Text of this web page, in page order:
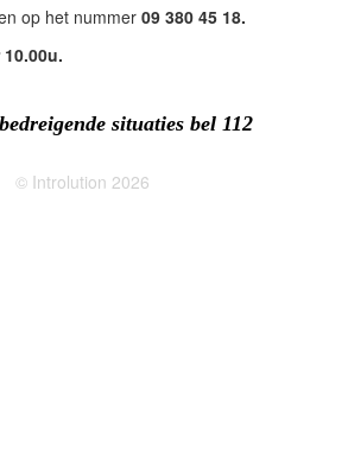
op het nummer 09 380 45 18.
situaties bel 112
© Introlution 2026